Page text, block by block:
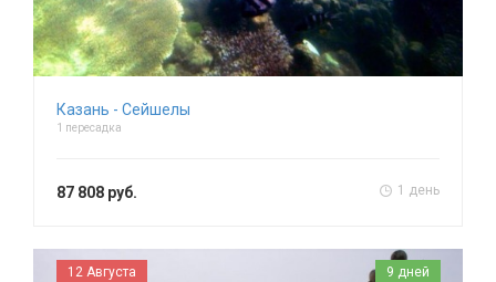
Казань - Сейшелы
1 пересадка
87 808 руб. 1 день
12 Августа 9 дней